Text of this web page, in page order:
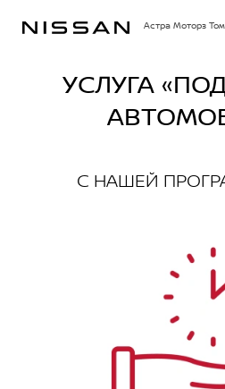
Астра Моторз
УСЛУГА
С НАШЕЙ